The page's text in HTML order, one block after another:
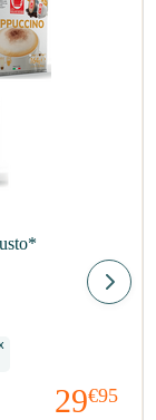
29€95